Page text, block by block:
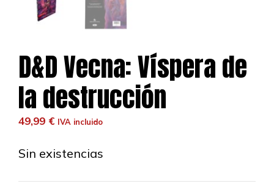
D&D Vecna: Víspera de
la destrucción
49,99 € IVA incluido
Sin existencias